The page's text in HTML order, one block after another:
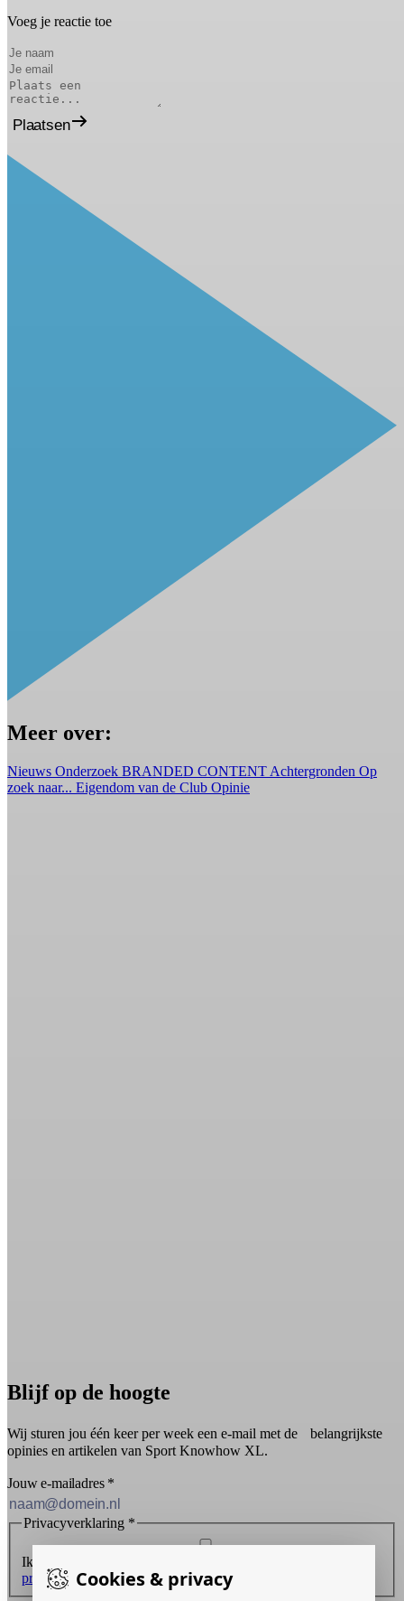
Cookies & privacy
Voeg je reactie toe
Plaatsen
Meer over:
Nieuws Onderzoek BRANDED CONTENT Achtergronden Op
zoek naar... Eigendom van de Club Opinie
Blijf op de hoogte
Wij sturen jou één keer per week een e-mail met de belangrijkste
opinies en artikelen van Sport Knowhow XL.
Jouw e-mailadres *
Privacyverklaring *
Ik ontvang graag de nieuwsbrief en ga akkoord met de
privacyverklaring.